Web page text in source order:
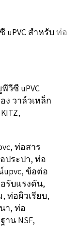
uPVC สำหรับท่อ
วีซี uPVC
ง วาล์วเหล็ก
ท่อสาร
ประปา, ท่อ
upvc, ข้อต่อ
รับแรงดัน,
ท่อผิวเรียบ,
า, ท่อ
น NSF,